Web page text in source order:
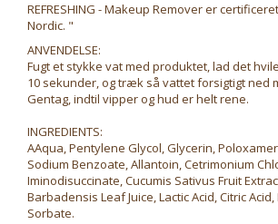
REFRESHING - Makeup Remover er
Nordic. "
ANVENDELSE:
Fugt et stykke vat med produktet, lad det
10 sekunder, og træk så vattet forsigtigt ned
Gentag, indtil vipper og hud er helt rene.
INGREDIENTS:
AAqua, Pentylene Glycol, Glycerin,
Sodium Benzoate, Allantoin, Cetrimonium
Iminodisuccinate, Cucumis Sativus Fruit
Barbadensis Leaf Juice, Lactic Acid, Citric
Sorbate.